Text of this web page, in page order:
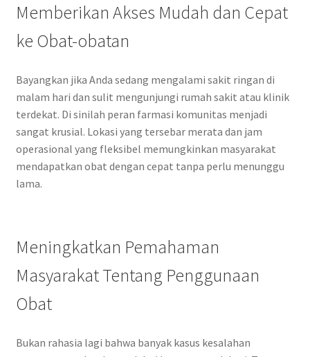
Memberikan Akses Mudah dan Cepat
ke Obat-obatan
Bayangkan jika Anda sedang mengalami sakit ringan di
malam hari dan sulit mengunjungi rumah sakit atau klinik
terdekat. Di sinilah peran farmasi komunitas menjadi
sangat krusial. Lokasi yang tersebar merata dan jam
operasional yang fleksibel memungkinkan masyarakat
mendapatkan obat dengan cepat tanpa perlu menunggu
lama.
Meningkatkan Pemahaman
Masyarakat Tentang Penggunaan
Obat
Bukan rahasia lagi bahwa banyak kasus kesalahan